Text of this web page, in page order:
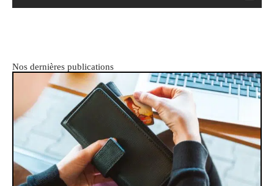
Nos dernières publications